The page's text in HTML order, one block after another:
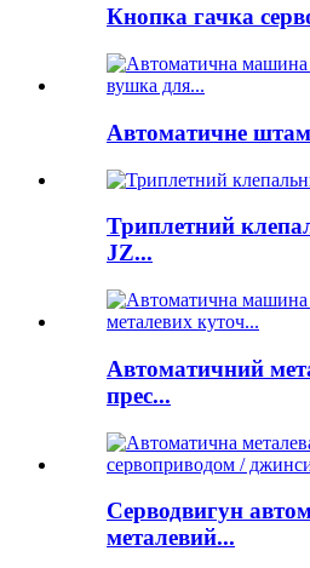
Кнопка гачка
Автоматичне
Триплетний
JZ...
Автоматичний
прес...
Серводвигун
металевий...